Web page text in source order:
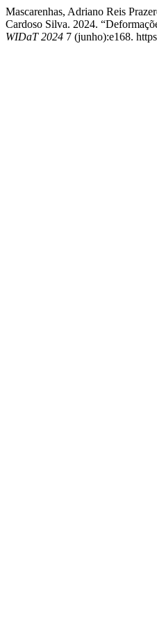
Mascarenhas, Adriano Reis
Cardoso Silva. 2024.
WIDaT 2024 7 (junho):e168.